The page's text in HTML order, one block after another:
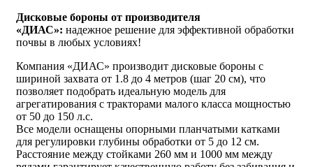
Дисковые бороны от производителя
«ДИАС»: надежное решение для эффективной обработки
почвы в любых условиях!
Компания «ДИАС» производит дисковые бороны с
шириной захвата от 1.8 до 4 метров (шаг 20 см), что
позволяет подобрать идеальную модель для
агрегатирования с тракторами малого класса мощностью
от 50 до 150 л.с.
Все модели оснащены опорными планчатыми катками
для регулировки глубины обработки от 5 до 12 см.
Расстояние между стойками 260 мм и 1000 мм между